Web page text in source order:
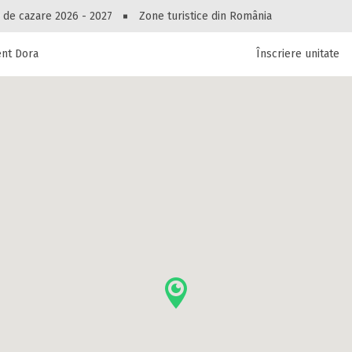
cazare 2026 - 2027 Zone turistice din România
Dora
Peste 10549 oferte de cazare!
pensiuni, vile, apartamente sau alte unitați
Înscriere unitate